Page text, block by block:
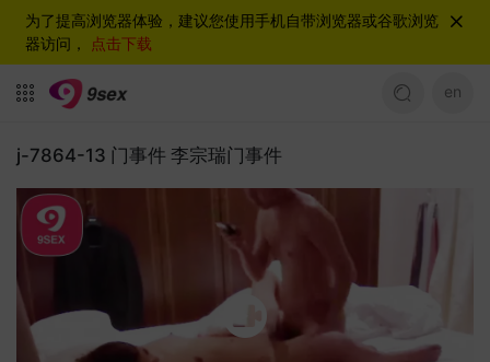
为了提高浏览器体验，建议您使用手机自带浏览器或谷歌浏览
器访问， 点击下载
en
j-7864-13 门事件 李宗瑞门事件